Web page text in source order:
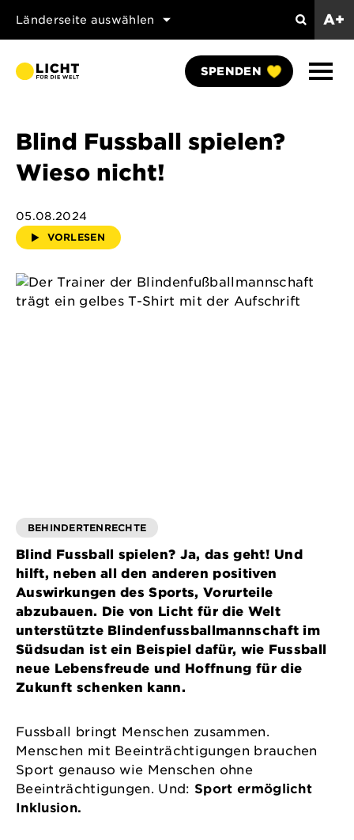
Länderseite auswählen
Search
A+
SPENDEN
Blind Fussball spielen?
Wieso nicht!
05.08.2024
VORLESEN
BEHINDERTENRECHTE
Blind Fussball spielen? Ja, das geht! Und
hilft, neben all den anderen positiven
Auswirkungen des Sports, Vorurteile
abzubauen. Die von Licht für die Welt
unterstützte Blindenfussballmannschaft im
Südsudan ist ein Beispiel dafür, wie Fussball
neue Lebensfreude und Hoffnung für die
Zukunft schenken kann.
Fussball bringt Menschen zusammen.
Menschen mit Beeinträchtigungen brauchen
Sport genauso wie Menschen ohne
Beeinträchtigungen. Und: Sport ermöglicht
Inklusion.